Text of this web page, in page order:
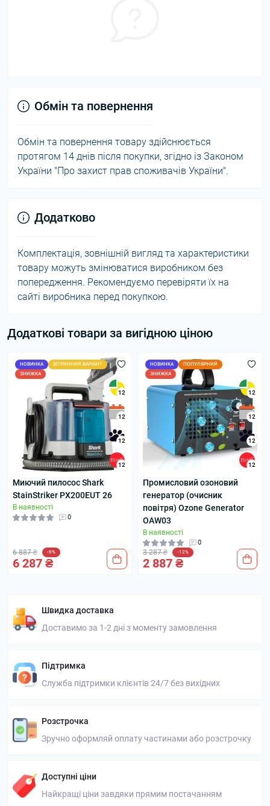
Обмін та повернення
Обмін та повернення товару здійснюється
протягом 14 днів після покупки, згідно із Законом
України "Про захист прав споживачів України".
Додатково
Комплектація, зовнішній вигляд та характеристики
товару можуть змінюватися виробником без
попередження. Рекомендуємо перевіряти їх на
сайті виробника перед покупкою.
Додаткові товари за вигідною ціною
НОВИНКА
ВІТРИННИЙ ВАРІАНТ
ЗНИЖКА
12
12
12
12
Миючий пилосос Shark
StainStriker PX200EUT 26
В наявності
0
6 887 ₴ -9%
6 287 ₴
НОВИНКА
ПОПУЛЯРНИЙ
ЗНИЖКА
12
12
12
12
Промисловий озоновий
генератор (очисник
повітря) Ozone Generator
OAW03
В наявності
0
3 287 ₴ -12%
2 887 ₴
Швидка доставка
Доставимо за 1-2 дні з моменту замовлення
Підтримка
Служба підтримки клієнтів 24/7 без вихідних
Розстрочка
Зручно оформляй оплату частинами або розстрочку
Доступні ціни
Найкращі ціни завдяки прямим постачанням